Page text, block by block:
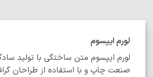
لورم ایپسوم
لورم ایپسوم متن ساختگی با تولید سادگی
صنعت چاپ و با استفاده از طراحان